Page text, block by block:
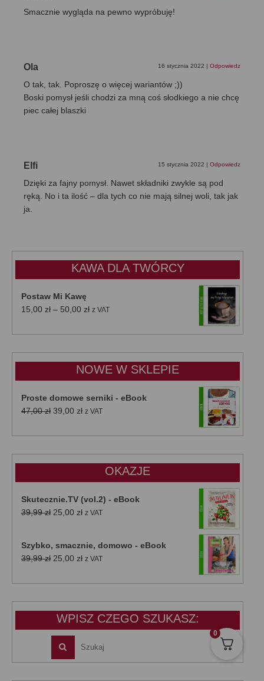
Smacznie wygląda na pewno wypróbuję!
Ola 16 stycznia 2022 | Odpowiedz
O tak, tak. Poproszę o więcej wariantów ;))
Boski pomysł jeśli chodzi za mną coś słodkiego a nie chcę
piec całej blaszki
Elfi 15 stycznia 2022 | Odpowiedz
Dzięki za fajny pomysł. Nawet składniki zwykle są pod
ręką. No i ta ilość – dla tych co nie mają silnej woli, tak jak
ja.
KAWA DLA TWÓRCY
Postaw Mi Kawę
15,00 zł – 50,00 złZakres
od
do
50,00 zł
z VAT
NOWE W SKLEPIE
Proste domowe serniki - eBook
47,00zł Pierwotna
wynosiła:
39,00 złAktualna
wynosi:
z VAT
OKAZJE
Skutecznie.TV (vol.2) - eBook
39,99zł Pierwotna
39,99 zł.
25,00 złAktualna
25,00 zł.
z VAT
Szybko, smacznie, domowo - eBook
39,99zł Pierwotna
wynosiła:
25,00 złAktualna
wynosi:
z VAT
WPISZ CZEGO SZUKASZ:
0